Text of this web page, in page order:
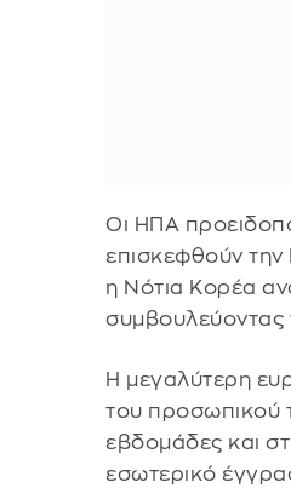
Οι ΗΠΑ
επισκεφθούν την
η Νότια Κορέα
συμβουλεύοντας
Η μεγαλύτερη
του προσωπικού
εβδομάδες και
εσωτερικό